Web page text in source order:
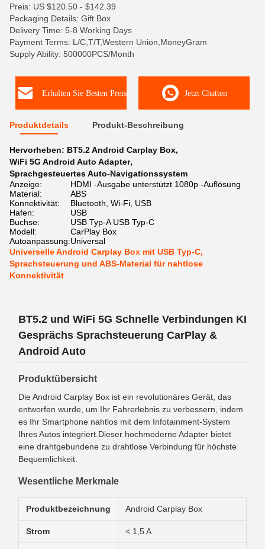
Preis: US $120.50 - $142.39
Packaging Details: Gift Box
Delivery Time: 5-8 Working Days
Payment Terms: L/C,T/T,Western Union,MoneyGram
Supply Ability: 500000PCS/Month
Erhalten Sie Besten Preis Jetzt Chatten
Produktdetails Produkt-Beschreibung
Hervorheben: BT5.2 Android Carplay Box,
WiFi 5G Android Auto Adapter,
Sprachgesteuertes Auto-Navigationssystem
Anzeige:
HDMI -Ausgabe unterstützt 1080p -Auflösung
Material:
ABS
Konnektivität:
Bluetooth, Wi-Fi, USB
Hafen:
USB
Buchse:
USB Typ-A USB Typ-C
Modell:
CarPlay Box
Autoanpassung:Universal
Universelle Android Carplay Box mit USB Typ-C,
Sprachsteuerung und ABS-Material für nahtlose
Konnektivität
BT5.2 und WiFi 5G Schnelle Verbindungen KI
Gesprächs Sprachsteuerung CarPlay &
Android Auto
Produktübersicht
Die Android Carplay Box ist ein revolutionäres Gerät, das
entworfen wurde, um Ihr Fahrerlebnis zu verbessern, indem
es Ihr Smartphone nahtlos mit dem Infotainment-System
Ihres Autos integriert.Dieser hochmoderne Adapter bietet
eine drahtgebundene zu drahtlose Verbindung für höchste
Bequemlichkeit.
Wesentliche Merkmale
Produktbezeichnung Android Carplay Box
Strom < 1,5 A